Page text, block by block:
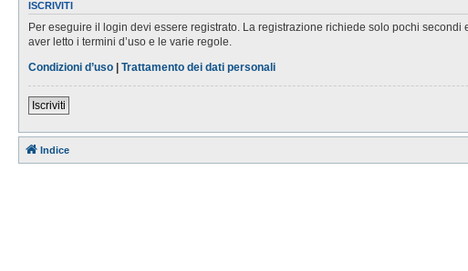
ISCRIVITI
Per eseguire il login devi essere registrato. La registrazione richiede solo pochi
aver letto i termini d’uso e le varie regole.
Condizioni d’uso | Trattamento dei dati personali
Iscriviti
Indice